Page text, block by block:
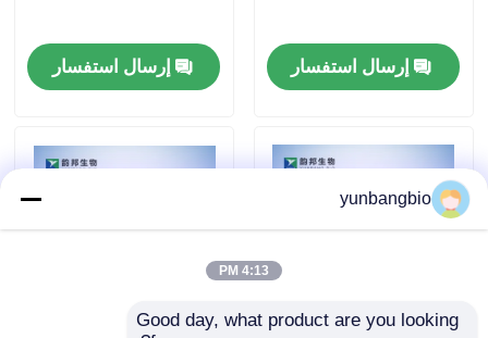
اتصل بنا
حالات
الكواشف البيوكيميائية
إرسال استفسار إرسال استفسار
yunbangbio
4:13 PM
Good day, what product are you looking